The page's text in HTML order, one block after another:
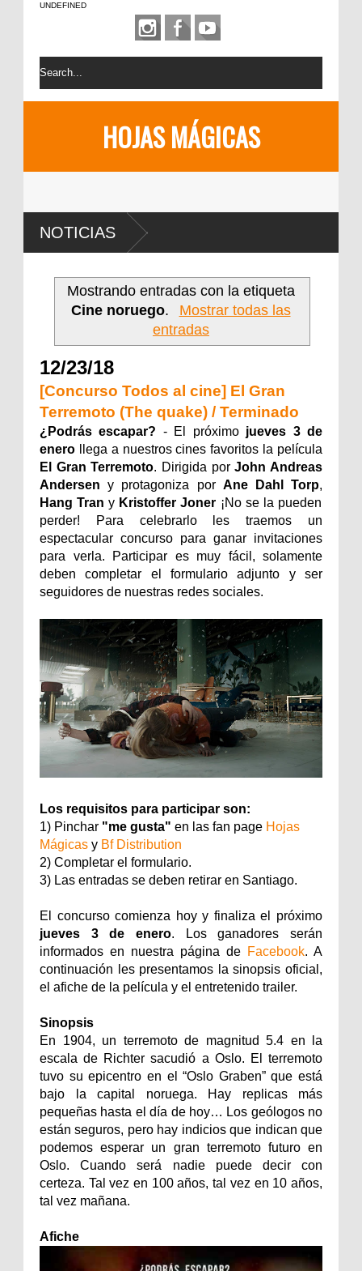
UNDEFINED
HOJAS MÁGICAS
NOTICIAS
Mostrando entradas con la etiqueta
Cine noruego.
Mostrar todas las
entradas
12/23/18
[Concurso Todos al cine] El Gran
Terremoto (The quake) / Terminado
¿Podrás escapar? - El próximo jueves 3 de
enero
llega a nuestros cines favoritos la película
El Gran Terremoto. Dirigida porJohn Andreas
Andersen y protagoniza por Ane Dahl Torp,
Hang Trany Kristoffer Joner ¡No se la pueden
perder! Para celebrarlo les traemos un
espectacular concurso para ganar invitaciones
para verla. Participar es muy fácil, solamente
deben completar el formulario adjunto y ser
seguidores de nuestras redes sociales.
Los requisitos para participar son:
1) Pinchar "me gusta" en las fan page Hojas
Mágicas y Bf Distribution
2) Completar el formulario.
3) Las entradas se deben retirar en Santiago.
El concurso comienza hoy y finaliza el próximo
jueves 3 de enero. Los ganadores serán
informados en nuestra página de Facebook. A
continuación les presentamos la sinopsis oficial,
el afiche de la película y el entretenido trailer.
Sinopsis
En 1904, un terremoto de magnitud 5.4 en la
escala de Richter sacudió a Oslo. El terremoto
tuvo su epicentro en el “Oslo Graben” que está
bajo la capital noruega. Hay replicas más
pequeñas hasta el día de hoy… Los geólogos no
están seguros, pero hay indicios que indican que
podemos esperar un gran terremoto futuro en
Oslo. Cuando será nadie puede decir con
certeza. Tal vez en 100 años, tal vez en 10 años,
tal vez mañana.
Afiche